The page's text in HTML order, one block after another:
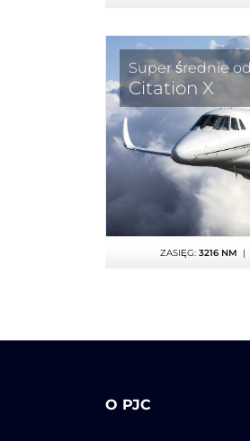
Super średnie
Citation X
ZASIĘG:3216 NM |
O PJC